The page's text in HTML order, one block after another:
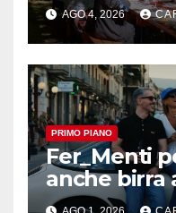
cibo
AGO 4, 2026
PRIMO PIANO
Fer_Menti
anche birra